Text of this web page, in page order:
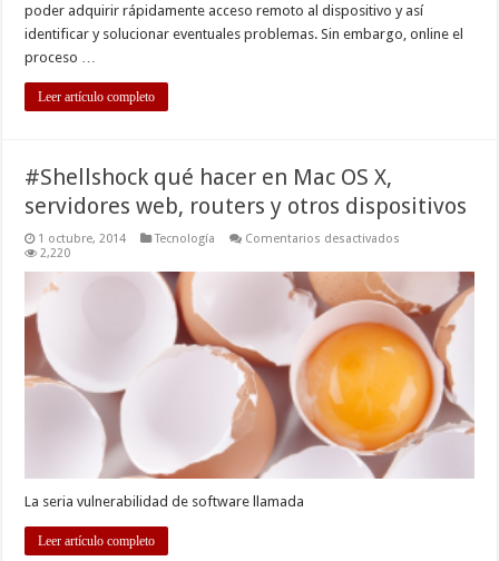
poder adquirir rápidamente acceso remoto al dispositivo y así
identificar y solucionar eventuales problemas. Sin embargo, online el
proceso …
Leer artículo completo
#Shellshock qué hacer en Mac OS X,
servidores web, routers y otros dispositivos
1 octubre, 2014 Tecnología Comentarios desactivados
en
Mac
OS
X,
servidores
web,
routers
y
otros
dispositivos
2,220
La seria vulnerabilidad de software llamada
Leer artículo completo